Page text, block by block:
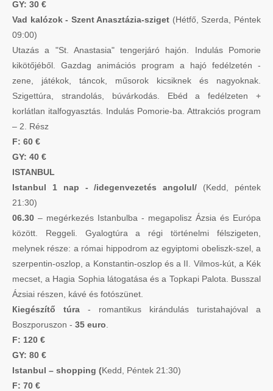
GY: 30 €
Vad kalózok - Szent Anasztázia-sziget (Hétfő, Szerda, Péntek
09:00)
Utazás a "St. Anastasia" tengerjáró hajón. Indulás Pomorie
kikötőjéből. Gazdag animációs program a hajó fedélzetén -
zene, játékok, táncok, műsorok kicsiknek és nagyoknak.
Szigettúra, strandolás, búvárkodás. Ebéd a fedélzeten +
korlátlan italfogyasztás. Indulás Pomorie-ba. Attrakciós program
– 2. Rész
F: 60 €
GY: 40 €
ISTANBUL
Istanbul 1 nap - /idegenvezetés angolul/ (Kedd, péntek
21:30)
06.30 – megérkezés Istanbulba - megapolisz Ázsia és Európa
között. Reggeli. Gyalogtúra a régi történelmi félszigeten,
melynek része: a római hippodrom az egyiptomi obeliszk-szel, a
szerpentin-oszlop, a Konstantin-oszlop és a II. Vilmos-kút, a Kék
mecset, a Hagia Sophia látogatása és a Topkapi Palota. Busszal
Ázsiai részen, kávé és fotószünet.
Кiegészítő túra - romantikus kirándulás turistahajóval a
Boszporuszon - 35 euro
F: 120 €
GY: 80 €
Istanbul – shopping (Kedd, Péntek 21:30)
F: 70 €